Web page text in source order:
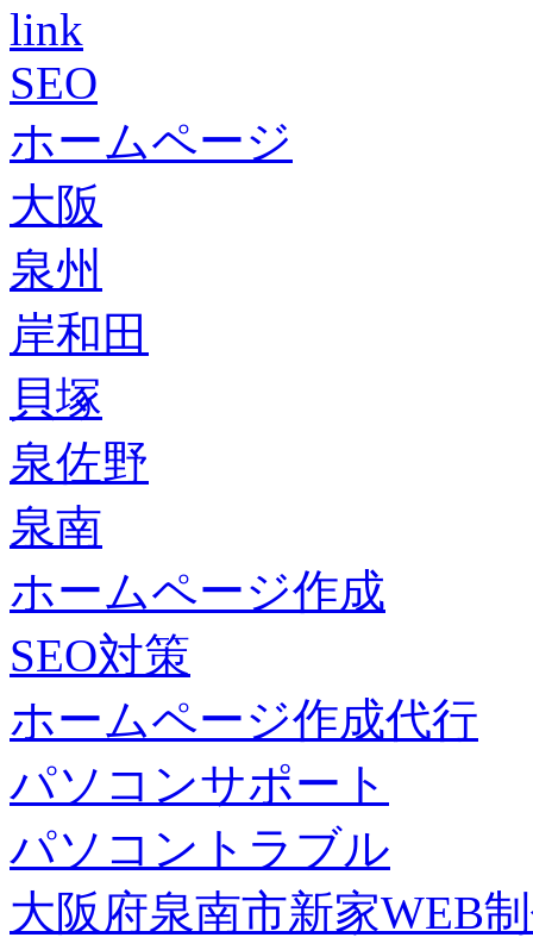
link
SEO
ホームページ
大阪
泉州
岸和田
貝塚
泉佐野
泉南
ホームページ作成
SEO対策
ホームページ作成代行
パソコンサポート
パソコントラブル
大阪府泉南市新家WEB